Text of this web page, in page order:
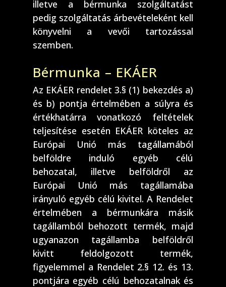
illetve a bérmunka szolgáltatást
pedig szolgáltatás árbevételeként kell
könyvelni a vevői tartozással
szemben.
Bérmunka – EKÁER
Az EKÁER rendelet 3.§ (1) bekezdés a)
és b) pontja értelmében a súlyra és
értékhatárra vonatkozó feltételek
teljesítése esetén EKÁER köteles az
Európai Unió más tagállamából
belföldre induló egyéb célú
behozatal, illetve belföldről az
Európai Unió más tagállamába
irányuló egyéb célú kivitel. A Rendelet
értelmében a bérmunkára másik
tagállamból behozott termék, majd
ugyanazon tagállamba belföldről
kivitt feldolgozott termék,
figyelemmel a Rendelet 2.§ 12. és 13.
pontjára egyéb célú behozatalnak és